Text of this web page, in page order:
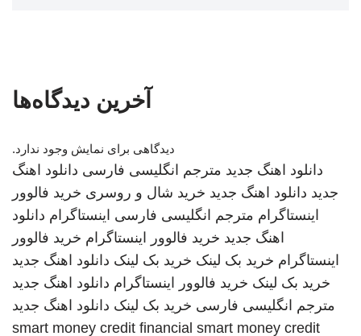
آخرین دیدگاه‌ها
دیدگاهی برای نمایش وجود ندارد.
دانلود اهنگ جدید مترجم انگلیسی فارسی دانلود اهنگ
جدید دانلود اهنگ جدید خرید شال و روسری خرید فالوور
اینستاگرام مترجم انگلیسی فارسی اینستاگرام دانلود
اهنگ جدید خرید فالوور اینستاگرام خرید فالوور
اینستاگرام خرید بک لینک خرید بک لینک دانلود اهنگ جدید
خرید بک لینک خرید فالوور اینستاگرام دانلود اهنگ جدید
مترجم انگلیسی فارسی خرید بک لینک دانلود اهنگ جدید
smart money credit financial smart money credit